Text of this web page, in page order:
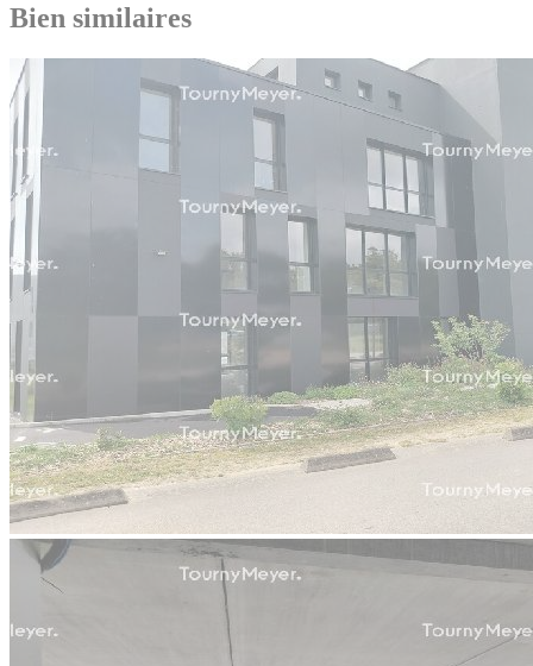
Bien similaires